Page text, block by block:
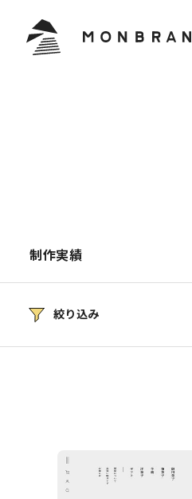
制作実績
絞り込み